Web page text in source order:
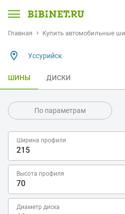
Главная Купить автомобильные
Уссурийск
ШИНЫ ДИСКИ
По параметрам
Ширина профиля
Высота профиля
Диаметр диска